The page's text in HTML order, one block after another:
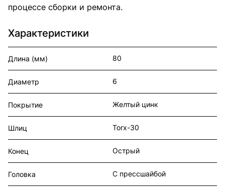
процессе сборки и ремонта.
Характеристики
Длина (мм) 80
Диаметр 6
Покрытие Желтый цинк
Шлиц Torx-30
Конец Острый
Головка С прессшайбой